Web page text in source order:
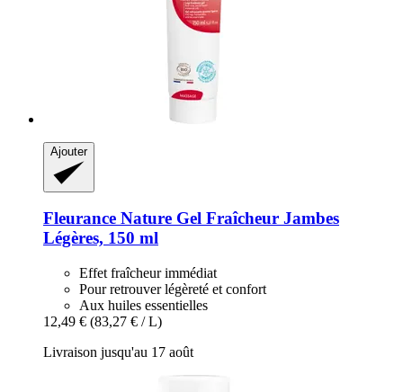
Ajouter
Fleurance Nature Gel Fraîcheur Jambes
Légères, 150 ml
Effet fraîcheur immédiat
Pour retrouver légèreté et confort
Aux huiles essentielles
12,49 € (83,27 € / L)
Livraison jusqu'au 17 août